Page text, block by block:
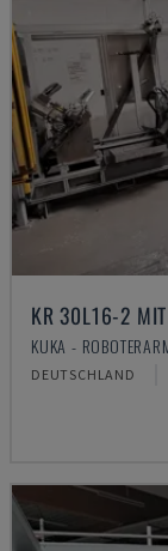
KR 30L16-2
KUKA -
DEUTSCHLAND